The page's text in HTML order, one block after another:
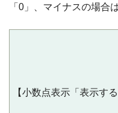
「0」、マイナスの場合
【小数点表示「表示す